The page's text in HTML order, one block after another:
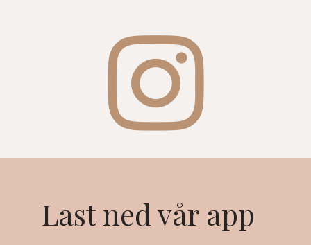
Last ned vår app